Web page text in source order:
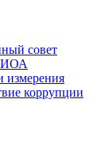
совет
ИОА
измерения
коррупции